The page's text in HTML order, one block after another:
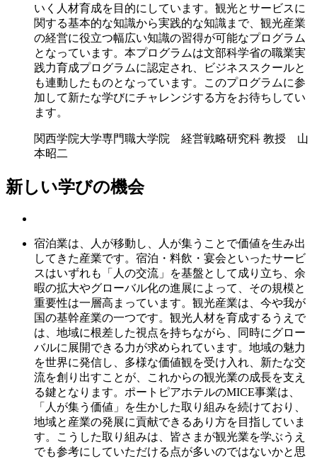
いく人材育成を目的にしています。観光とサービスに
関する基本的な知識から実践的な知識まで、観光産業
の経営に役立つ幅広い知識の習得が可能なプログラム
となっています。本プログラムは文部科学省の職業実
践力育成プログラムに認定され、ビジネススクールと
も連動したものとなっています。このプログラムに参
加して新たな学びにチャレンジする方をお待ちしてい
ます。
関西学院大学専門職大学院 経営戦略研究科 教授 山
本昭二
新しい学びの機会
宿泊業は、人が移動し、人が集うことで価値を生み出
してきた産業です。宿泊・料飲・宴会といったサービ
スはいずれも「人の交流」を基盤として成り立ち、余
暇の拡大やグローバル化の進展によって、その規模と
重要性は一層高まっています。観光産業は、今や我が
国の基幹産業の一つです。観光人材を育成するうえで
は、地域に根差した視点を持ちながら、同時にグロー
バルに展開できる力が求められています。地域の魅力
を世界に発信し、多様な価値観を受け入れ、新たな交
流を創り出すことが、これからの観光業の成長を支え
る鍵となります。ポートピアホテルのMICE事業は、
「人が集う価値」を生かした取り組みを続けており、
地域と産業の発展に貢献できるあり方を目指していま
す。こうした取り組みは、皆さまが観光業を学ぶうえ
でも参考にしていただける点が多いのではないかと思